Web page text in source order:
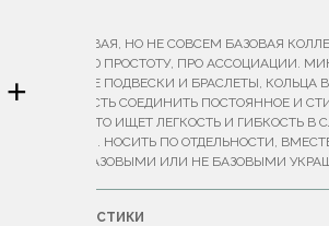
+
НАША БАЗОВАЯ, НО НЕ СОВСЕМ БАЗОВАЯ
НЕОБЫЧНУЮ ПРОСТОТУ, ПРО АССОЦИАЦИИ.
АККУРАТНЫЕ ПОДВЕСКИ И БРАСЛЕТЫ, КОЛЬЦА
ВОЗМОЖНОСТЬ СОЕДИНИТЬ ПОСТОЯННОЕ И
ДЛЯ ВСЕХ, КТО ИЩЕТ ЛЕГКОСТЬ И ГИБКОСТЬ В
БУШУЮЩЕМ. НОСИТЬ ПО ОТДЕЛЬНОСТИ,
ДРУГИМИ БАЗОВЫМИ ИЛИ НЕ БАЗОВЫМИ
ХАРАКТЕРИСТИКИ